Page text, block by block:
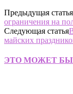
Предыдущая статья
ограничения на
Следующая статья
майских
ЭТО МОЖЕТ